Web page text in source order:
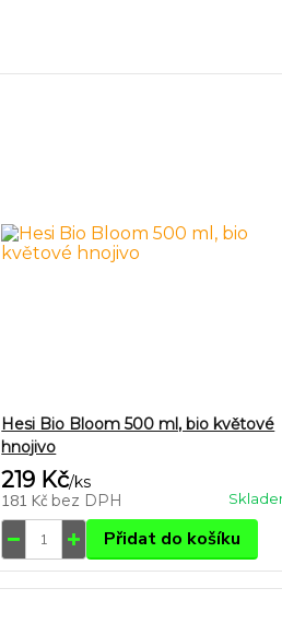
Hesi Bio Bloom 500 ml, bio květové
hnojivo
219 Kč/ks
181 Kč bez DPH
Přidat do košíku